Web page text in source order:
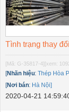
Tình trạng thay
[Mã: G-35817-4][xem:
[Nhãn hiệu: Thép Hòa
[Nơi bán: Hà Nội]
2020-04-21